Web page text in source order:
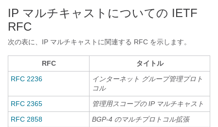
IP マルチキャストについての IETF
RFC
次の表に、IP マルチキャストに関連する RFC を示します。
RFC
タイトル
RFC 2236
インターネット グループ管理プロト
コル
RFC 2365
管理用スコープの IP マルチキャスト
RFC 2858
BGP-4 のマルチプロトコル拡張